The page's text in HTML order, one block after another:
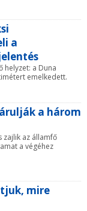
a
helyzet: a Duna
emelkedett.
a három
zajlik az államfő
a végéhez
mire